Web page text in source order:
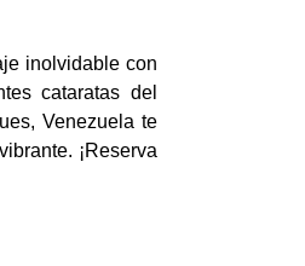
inolvidable con
cataratas del
Venezuela te
¡Reserva